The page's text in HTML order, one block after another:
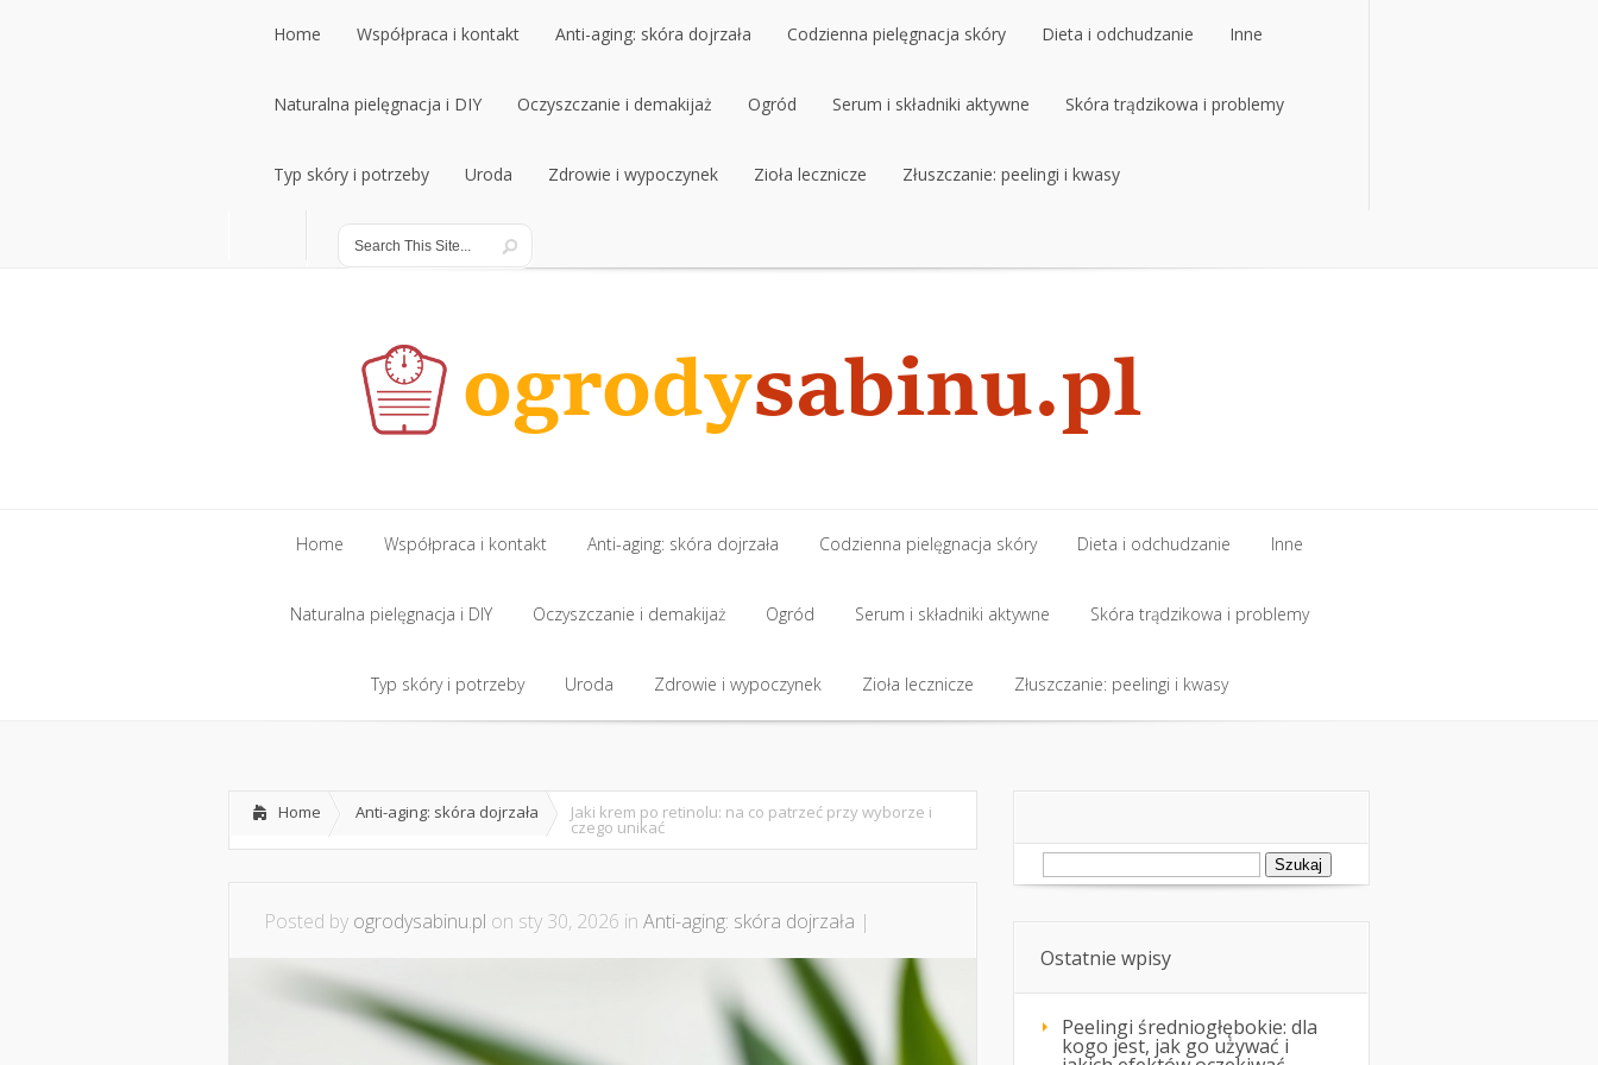
Home
Home
Współpraca i kontakt
Współpraca i kontakt
Anti-aging: skóra dojrzała
Anti-aging: skóra dojrzała
Codzienna pielęgnacja skóry
Codzienna pielęgnacja skóry
Dieta i odchudzanie
Dieta i odchudzanie
Inne
Inne
Naturalna pielęgnacja i DIY
Naturalna pielęgnacja i DIY
Oczyszczanie i demakijaż
Oczyszczanie i demakijaż
Ogród
Ogród
Serum i składniki aktywne
Serum i składniki aktywne
Skóra trądzikowa i problemy
Skóra trądzikowa i problemy
Typ skóry i potrzeby
Typ skóry i potrzeby
Uroda
Uroda
Zdrowie i wypoczynek Zioła lecznicze Złuszczanie: peelingi i kwasy
Home
Home
Współpraca i kontakt
Współpraca i kontakt
Anti-aging: skóra dojrzała
Anti-aging: skóra dojrzała
Codzienna pielęgnacja skóry
Codzienna pielęgnacja skóry
Dieta i odchudzanie
Dieta i odchudzanie
Inne
Inne
Naturalna pielęgnacja i DIY
Naturalna pielęgnacja i DIY
Oczyszczanie i demakijaż
Oczyszczanie i demakijaż
Ogród
Ogród
Serum i składniki aktywne
Serum i składniki aktywne
Skóra trądzikowa i problemy
Skóra trądzikowa i problemy
Typ skóry i potrzeby Uroda Zdrowie i wypoczynek Zioła lecznicze Złuszczanie: peelingi i kwasy
Home Anti-aging: skóra dojrzała Jaki krem po retinolu: na co patrzeć przy wyborze i
czego unikać
Posted by ogrodysabinu.pl on sty 30, 2026 in Anti-aging: skóra dojrzała |
Szukaj:
Ostatnie wpisy
Peelingi średniogłębokie: dla
kogo jest, jak go używać i